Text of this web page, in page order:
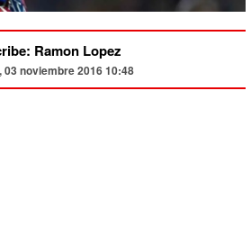
Ramon Lopez
03 noviembre 2016 10:48